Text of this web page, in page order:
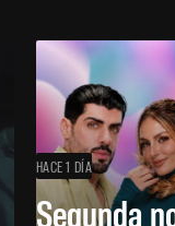
HACE 1 DÍA
Segunda